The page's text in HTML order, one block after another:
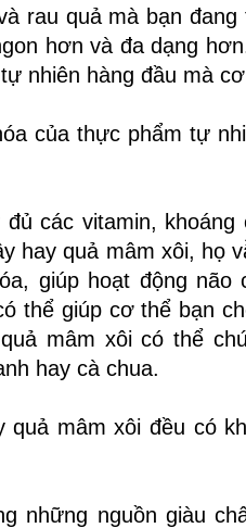
rau quả mà bạn
hơn và đa dạng
nhiên hàng đầu mà
của thực phẩm tự
đủ các vitamin,
hay quả mâm xôi, họ
giúp hoạt động não
thể giúp cơ thể bạn
mâm xôi có thể
hay cà chua.
quả mâm xôi đều có
những nguồn giàu